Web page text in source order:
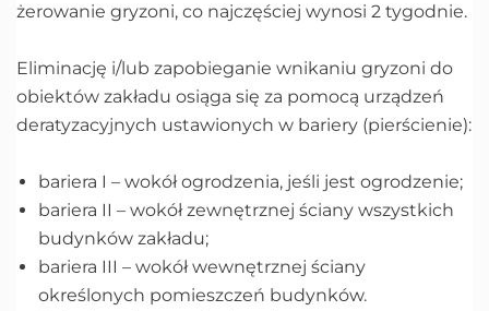
żerowanie gryzoni, co najczęściej wynosi 2 tygodnie.
Eliminację i/lub zapobieganie wnikaniu gryzoni do
obiektów zakładu osiąga się za pomocą urządzeń
deratyzacyjnych ustawionych w bariery (pierścienie):
bariera I – wokół ogrodzenia, jeśli jest ogrodzenie;
bariera II – wokół zewnętrznej ściany wszystkich
budynków zakładu;
bariera III – wokół wewnętrznej ściany
określonych pomieszczeń budynków.